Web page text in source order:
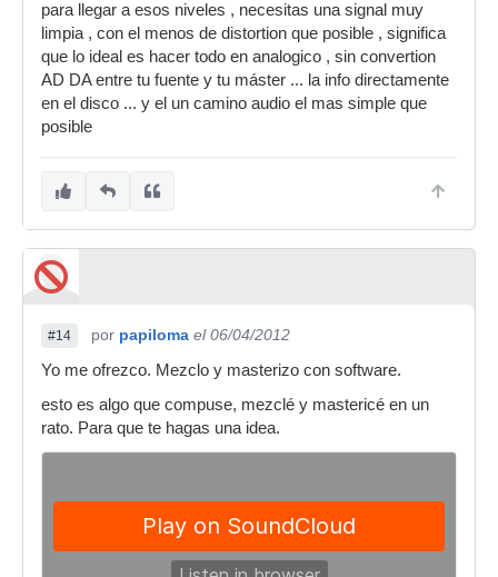
para llegar a esos niveles , necesitas una signal muy
limpia , con el menos de distortion que posible , significa
que lo ideal es hacer todo en analogico , sin convertion
AD DA entre tu fuente y tu máster ... la info directamente
en el disco ... y el un camino audio el mas simple que
posible
#14 por papiloma el 06/04/2012
Yo me ofrezco. Mezclo y masterizo con software.
esto es algo que compuse, mezclé y mastericé en un
rato. Para que te hagas una idea.